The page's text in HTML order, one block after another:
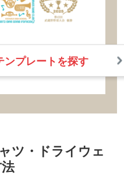
ンプレートを探す
ツ・ドライウェ